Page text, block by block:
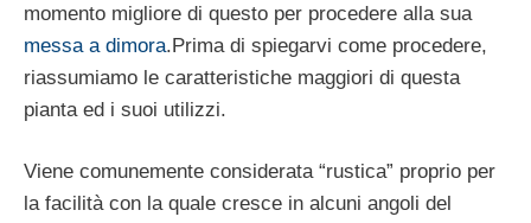
momento migliore di questo per procedere alla sua
messa a dimora.Prima di spiegarvi come procedere,
riassumiamo le caratteristiche maggiori di questa
pianta ed i suoi utilizzi.
Viene comunemente considerata “rustica” proprio per
la facilità con la quale cresce in alcuni angoli del